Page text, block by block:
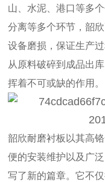
山、水泥、港口等多
分离等多个环节，韶
设备磨损，保证生产
从原料破碎到成品出
挥着不可或缺的作用。
韶欣耐磨衬板以其高
便的安装维护以及广
写了新的篇章。它不